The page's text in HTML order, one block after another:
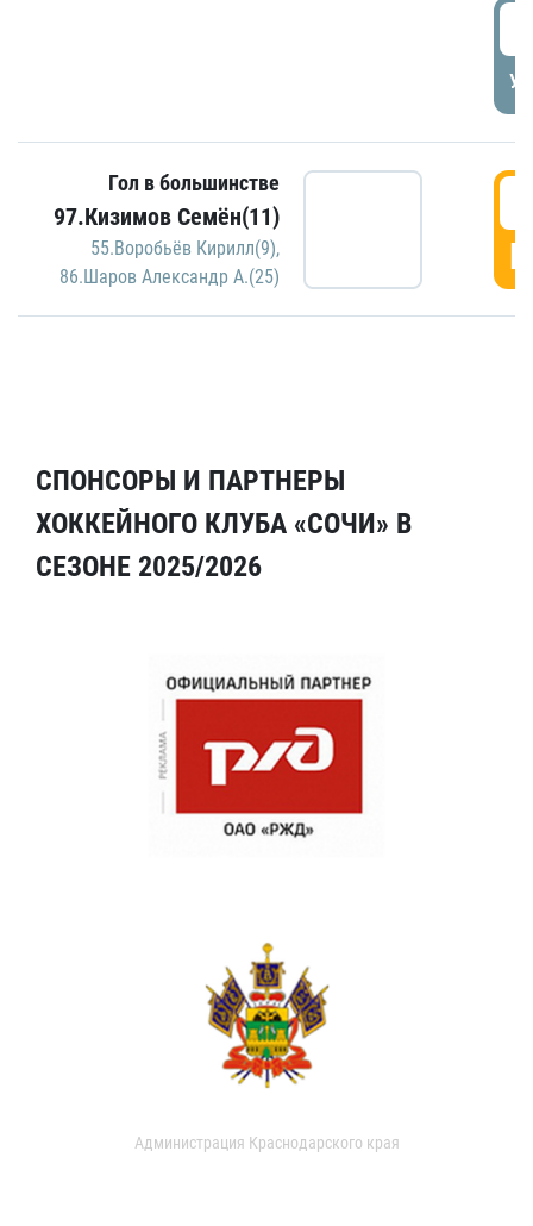
Гол в большинстве
97.Кизимов Семён(11)
55.Воробьёв Кирилл(9),
86.Шаров Александр А.(25)
СПОНСОРЫ И ПАРТНЕРЫ
ХОККЕЙНОГО КЛУБА «СОЧИ» В
СЕЗОНЕ 2025/2026
Администрация Краснодарского края